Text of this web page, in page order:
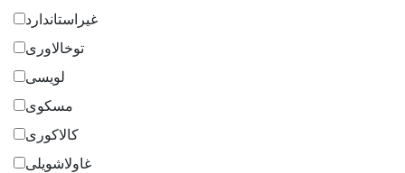
غیراستاندارد
توخالاوری
لویسی
مسکوی
کالاکوری
غاولاشویلی